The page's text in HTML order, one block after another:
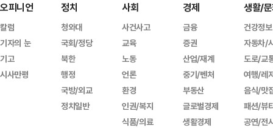
오피니언
칼럼
기자의 눈
기고
시사만평
정치
청와대
국회/정당
북한
행정
국방/외교
정치일반
사회
사건사고
교육
노동
언론
환경
인권/복지
식품/의료
경제
금융
증권
산업/재계
중기/벤처
부동산
글로벌경제
생활경제
생활/
건강정보
자동차/
도로/교
여행/레
음식/맛
패션/뷰
공연/전